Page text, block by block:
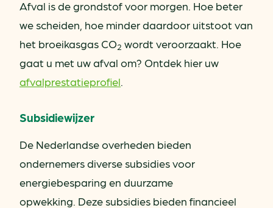
Afval is de grondstof voor morgen. Hoe beter
we scheiden, hoe minder daardoor uitstoot van
het broeikasgas CO2 wordt veroorzaakt. Hoe
gaat u met uw afval om? Ontdek hier uw
afvalprestatieprofiel
Subsidiewijzer
De Nederlandse overheden bieden
ondernemers diverse subsidies voor
energiebesparing en duurzame
opwekking. Deze subsidies bieden financieel